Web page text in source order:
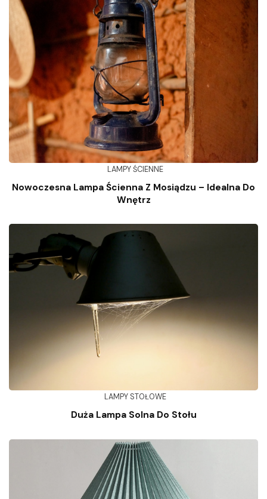
LAMPY ŚCIENNE
Nowoczesna Lampa Ścienna Z Mosiądzu – Idealna Do
Wnętrz
LAMPY STOŁOWE
Duża Lampa Solna Do Stołu